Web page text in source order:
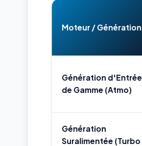
Moteur / Génération
Génération d'Entrée
de Gamme (Atmo)
Génération
Suralimentée (Turbo